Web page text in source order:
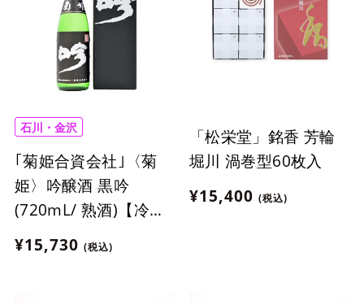
石川・金沢
｢菊姫合資会社｣〈菊
姫〉吟醸酒 黒吟
(720mL/ 熟酒)【冷
蔵】
¥15,730 (税込)
「松栄堂」銘香 芳輪
堀川 渦巻型60枚入
¥15,400 (税込)